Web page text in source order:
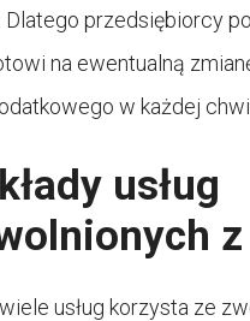
Dlatego przedsiębiorcy
na ewentualną
w każdej
usług
z
usług korzysta ze